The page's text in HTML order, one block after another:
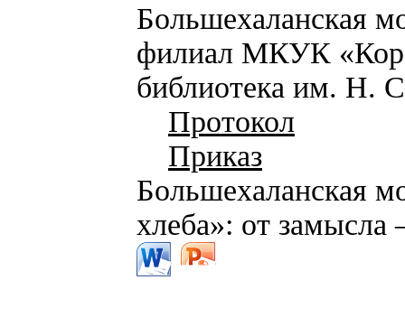
Большехаланская
филиал МКУК
библиотека им. Н.
Протокол
Приказ
Большехаланская
хлеба»: от